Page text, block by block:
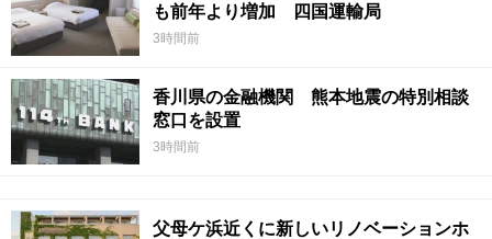
も前年より増加 四国運輸局
3時間前
香川県の金融機関 熊本地震の特別相談
窓口を設置
3時間前
父母ケ浜近くに新しいリノベーションホ